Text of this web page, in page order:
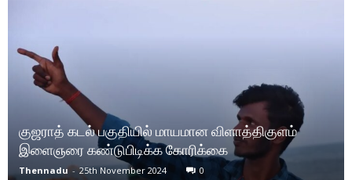
குஜராத் கடல் பகுதியில் மாயமான விளாத்திகுளம்
இளைஞரை கண்டுபிடிக்க கோரிக்கை
Thennadu - 25th November 2024 0